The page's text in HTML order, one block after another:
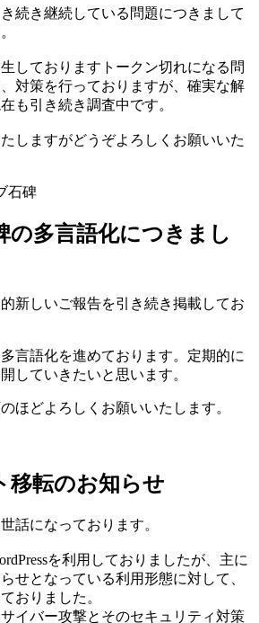
き続き継続している問題につきまして
しておりますトークン切れになる問
対策を行っておりますが、確実な解
も引き続き調査中です。
しますがどうぞよろしくお願いいた
石碑
の多言語化につきまし
新しいご報告を引き続き掲載してお
言語化を進めております。定期的に
していきたいと思います。
ほどよろしくお願いいたします。
移転のお知らせ
話になっております。
を利用しておりましたが、主に
せとなっている利用形態に対して、
おりました。
イバー攻撃とそのセキュリティ対策